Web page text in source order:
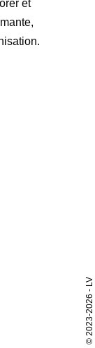
et
©
2023-2026
- LV